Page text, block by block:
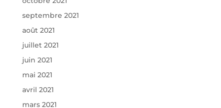
septembre 2021
août 2021
juillet 2021
juin 2021
mai 2021
avril 2021
mars 2021